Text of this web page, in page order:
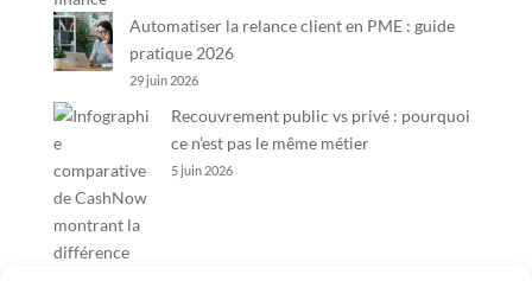
Automatiser la relance client en PME : guide
pratique 2026
29 juin 2026
Recouvrement public vs privé : pourquoi
ce n’est pas le même métier
5 juin 2026